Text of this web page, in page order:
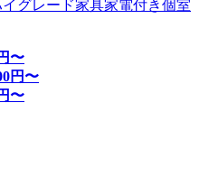
グレード家具家電付き個室
〜
円〜
〜